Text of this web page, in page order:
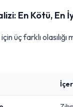
En Kötü, En
üç farklı